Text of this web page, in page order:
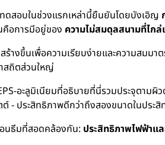
ดสอบในช่วงแรกเหล่านี้ยืนยันโดยบังเอิญ
คือการมีอยู่ของ ความไม่สมดุลสนามที่ไกล่
างขึ้นเพื่อความเรียบง่ายและความสมมา
สถิตส่วนใหญ่
อะลูมิเนียมที่อธิบายที่นี่รวมประจุตาม
- ประสิทธิภาพดีกว่าถึงสองขนาดในประ
นธีมที่สอดคล้องกัน: ประสิทธิภาพไฟฟ้าแ